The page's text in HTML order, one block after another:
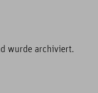
wurde archiviert.